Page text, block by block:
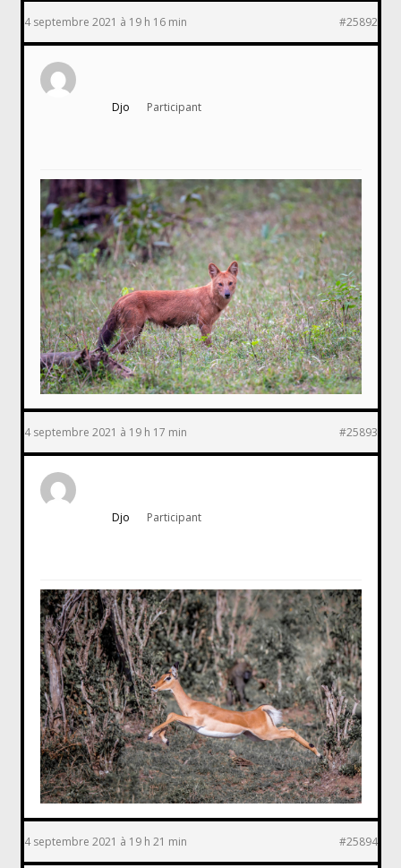
4 septembre 2021 à 19 h 16 min #25892
Djo Participant
4 septembre 2021 à 19 h 17 min #25893
Djo Participant
4 septembre 2021 à 19 h 21 min #25894